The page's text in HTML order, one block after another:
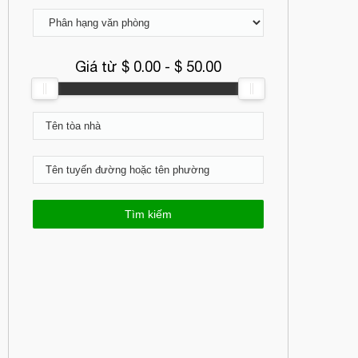
Giá từ $ 0.00 - $ 50.00